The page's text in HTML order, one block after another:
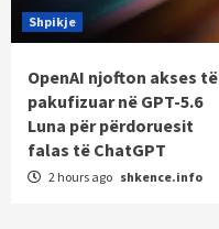
Shpikje
OpenAI njofton akses të
pakufizuar në GPT-5.6
Luna për përdoruesit
falas të ChatGPT
2 hours ago shkence.info